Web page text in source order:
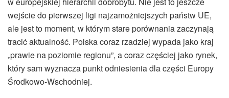
wejście do pierwszej ligi najzamożniejszych państw UE,
ale jest to moment, w którym stare porównania zaczynają
tracić aktualność. Polska coraz rzadziej wypada jako kraj
„prawie na poziomie regionu”, a coraz częściej jako rynek,
który sam wyznacza punkt odniesienia dla części Europy
Środkowo-Wschodniej.